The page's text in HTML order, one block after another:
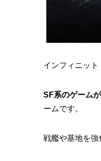
インフィニッ
SF系のゲーム
ームです。
戦艦や基地を強